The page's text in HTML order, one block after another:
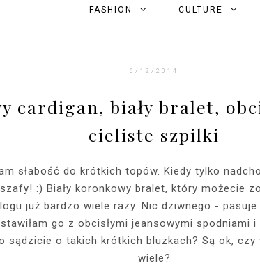
FASHION
INSIDE HER FRAME - MY NEW
SENSUAL PHOTOBOOK
MY 34TH
MORE
CULTURE
SZARY TOP, KRÓTKA SKÓRZANA
SPÓDNICZKA, CZARNE
KTÓRYMI PRAGNĘ SIĘ Z WAMI
PODZIELIĆ
RÓŻOWY
SZARA
PRAGNĘ
GDZIE POWSTAJĄ MOJE
BUDUAROWE SESJE + 100 ZŁ DO
AIRBNB
BIAŁY SPORTOWY STANIK,
CZARNE LEGGINSY I
6/12/2014
cardigan, biały bralet,
cieliste szpilki
słabość do krótkich topów. Kiedy tylko
:) Biały koronkowy bralet, który możecie
już bardzo wiele razy. Nic dziwnego -
go z obcisłymi jeansowymi spodniami
sądzicie o takich krótkich bluzkach? Są ok, czy
wiele?